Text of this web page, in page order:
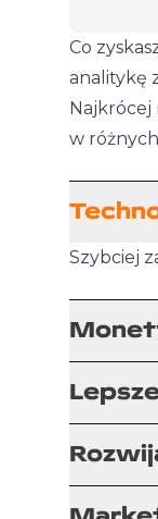
Co
analitykę
Najkrócej
w
Szybciej